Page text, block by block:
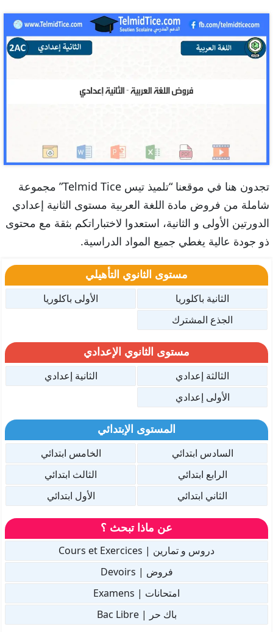
تجدون هنا في موقعنا “تلميذ تيس Telmid Tice” مجموعة
شاملة من فروض مادة اللغة العربية مستوى الثانية إعدادي
الدورتين الأولى و الثانية، استعدوا لاختباراتكم بثقة مع محتوى
ذو جودة عالية يغطي جميع المواد الدراسية.
مستوى الثانوي التأهيلي
الثانية باكلوريا
الأولى باكلوريا
الجذع المشترك
مستوى الثانوي الإعدادي
الثالثة إعدادي
الثانية إعدادي
الأولى إعدادي
المستوى الإبتدائي
السادس ابتدائي
الخامس ابتدائي
الرابع ابتدائي
الثالث ابتدائي
الثاني ابتدائي
الأول ابتدائي
عن ماذا تبحث ؟
دروس و تمارين | Cours et Exercices
فروض | Devoirs
امتحانات | Examens
باك حر | Bac Libre